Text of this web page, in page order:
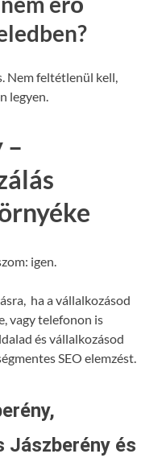
Nem feltétlenül kell,
legyen.
–
igen.
ha a vállalkozásod
vagy telefonon is
és vállalkozásod
SEO elemzést.
Jászberény és